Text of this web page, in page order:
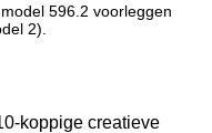
596.2 voorleggen
2).
koppige creatieve